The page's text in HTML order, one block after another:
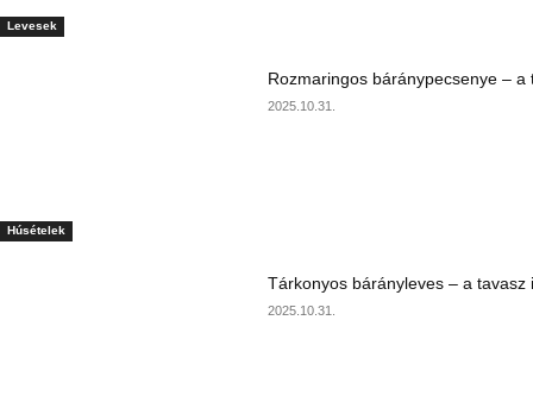
Levesek
Húsételek
Rozmaringos báránypecsenye – a
2025.10.31.
Tárkonyos bárányleves – a tavasz
2025.10.31.